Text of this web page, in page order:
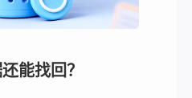
能找回？